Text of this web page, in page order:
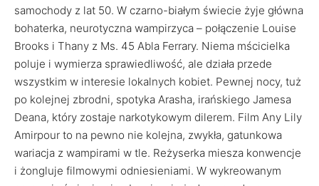
samochody z lat 50. W czarno-białym świecie żyje główna
bohaterka, neurotyczna wampirzyca – połączenie Louise
Brooks i Thany z Ms. 45 Abla Ferrary. Niema mścicielka
poluje i wymierza sprawiedliwość, ale działa przede
wszystkim w interesie lokalnych kobiet. Pewnej nocy, tuż
po kolejnej zbrodni, spotyka Arasha, irańskiego Jamesa
Deana, który zostaje narkotykowym dilerem. Film Any Lily
Amirpour to na pewno nie kolejna, zwykła, gatunkowa
wariacja z wampirami w tle. Reżyserka miesza konwencje
i żongluje filmowymi odniesieniami. W wykreowanym